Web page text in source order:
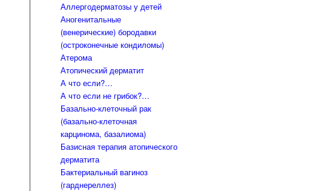
Аллергодерматозы у детей
Аногенитальные
(венерические) бородавки
(остроконечные кондиломы)
Атерома
Атопический дерматит
А что если?…
А что если не грибок?…
Базально-клеточный рак
(базально-клеточная
карцинома, базалиома)
Базисная терапия атопического
дерматита
Бактериальный вагиноз
(гарднереллез)